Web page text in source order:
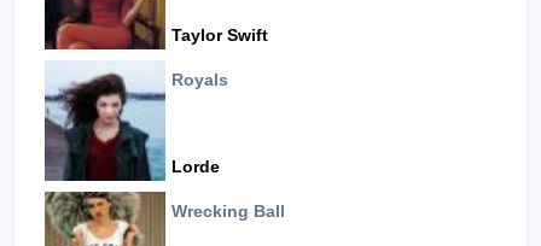
Taylor Swift
Royals
Lorde
Wrecking Ball